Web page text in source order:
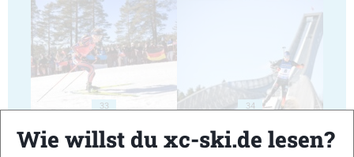
33 34
Wie willst du xc-ski.de lesen?